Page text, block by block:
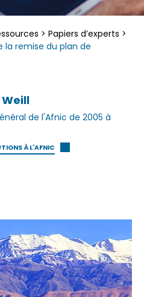
> Papiers d’experts >
la remise du plan de
de l'Afnic de 2005 à
À L'AFNIC